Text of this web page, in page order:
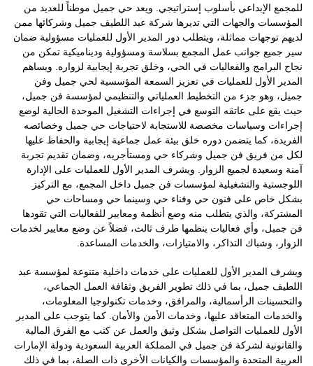
للمجمع الإبداعي بأسلوب إستراتيجي. ويعد حي جميل موطناً للعديد من
المؤسسات والجهات التي تديرها شركة عبد اللطيف جميل وشركائها ممن
لديهم توجهات مماثلة، ويتطلب دور المدير الأول للعمليات مسؤولية ضمان
سير جميع جوانب عمل المجمع بسلاسة ومسؤولية وديناميكية تمكن من
نجاح البرامج والفعاليات في الحي، وخلق تجربة إيجابية لزواره. ويساهم
المدير الأول للعمليات في تعزيز السمعة المؤسسية لحي جميل وفن
جميل، وهو جزء من التخطيط العملياتي والتنظيمي لمؤسسة فن جميل،
حيث يقع على عاتقه التوسع في إجراءات التشغيل الموحدة الحالية لوضع
إجراءات وسياسات مخصصة للاستجابة لاحتياجات حي جميل وخصائصه
الفريدة، كما يتضمن دوره خلق بيئة عمل جماعية إيجابية والحفاظ عليها
لكل من فريق فن جميل وشركاء حي ومستأجريه، وضمان تقديم تجربة
آمنة وسعيدة لجميع الزوار. ويشرف المدير الأول للعمليات على الإدارة
اللوجستية والتشغيلية لمؤسسات فن جميل داخل المجمع، مع التركيز
بشكل خاص على فنون حي وفناء حي وسينما حي ومساحات حي
المشتركة، والذي يتطلب منه وضع أنظمة ومعايير للفعاليات التي تقودها
فن جميل، وأي فعاليات ينظمها طرف ثالث، فضلاً عن وضع معايير لخدمات
الزوار، وشباك التذاكر، والامتيازات، والخدمات المساعدة.
ويشرف المدير الأول للعمليات على خدمات داخلية متنوعة لمؤسسة عبد
اللطيف جميل، بما في ذلك تطوير الفريق وثقافة العمل الجماعي،
والتحسينات الرأسمالية، والمرافق، وخدمات تكنولوجيا المعلومات،
والخدمات المتعاقد عليها، وخدمات الأمن والأمان. كما يتوجب على المدير
الأول للعمليات التواصل بشكل وثيق والعمل عن كثب مع الفرق المالية
والقانونية لشركة فن جميل في المملكة العربية السعودية ودولة الإمارات
العربية المتحدة والمؤسسات والكيانات الأخرى ذات الصلة، بما في ذلك